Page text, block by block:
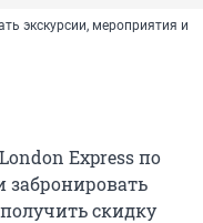
экскурсии, мероприятия и
Express по
забронировать
скидку